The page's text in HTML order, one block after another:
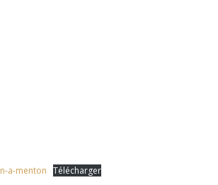
a-menton Télécharger